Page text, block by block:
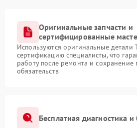
Оригинальные запчасти и
сертифицированные
Используются оригинальные
сертификацию специалисты, что
работу после ремонта и сохранение
обязательств
Бесплатная диагностика